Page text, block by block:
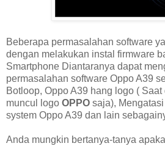
Beberapa permasalahan software
dengan melakukan instal firmware
Smartphone Diantaranya dapat
permasalahan software Oppo A39
Botloop, Oppo A39 hang logo (
muncul logo OPPO saja),
system Oppo A39 dan lain
Anda mungkin bertanya-tanya